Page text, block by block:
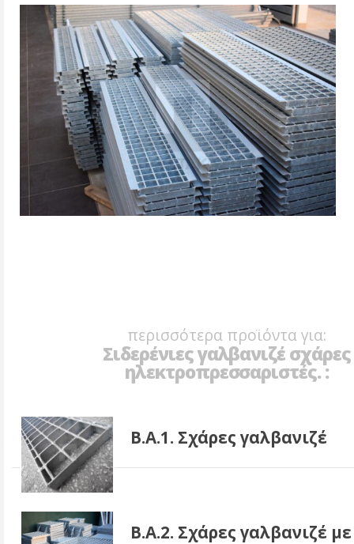
περισσότερα προϊόντα για:
Σιδερένιες γαλβανιζέ σχάρες
ηλεκτροπρεσσαριστές. :
B.A.1. Σχάρες γαλβανιζέ
B.A.2. Σχάρες γαλβανιζέ